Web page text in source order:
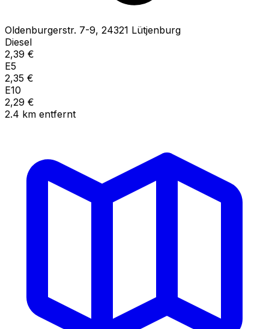
Oldenburgerstr. 7-9, 24321 Lütjenburg
Diesel
2,39 €
E5
2,35 €
E10
2,29 €
2.4 km entfernt